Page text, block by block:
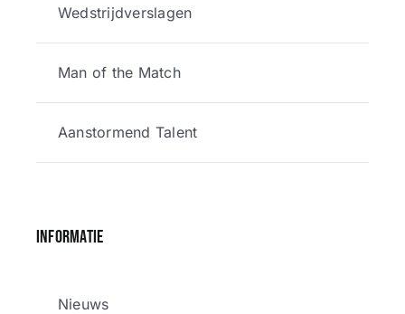
Wedstrijdverslagen
Man of the Match
Aanstormend Talent
Informatie
Nieuws